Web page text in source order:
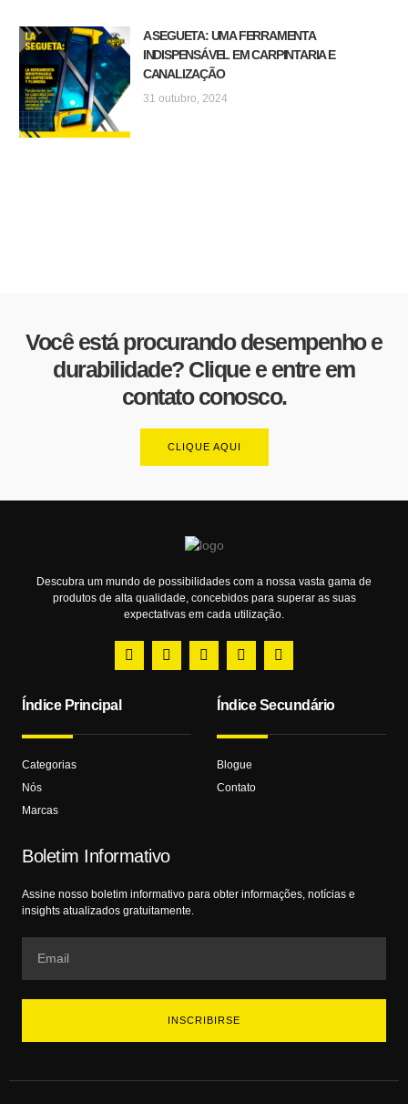
A SEGUETA: UMA FERRAMENTA
INDISPENSÁVEL EM CARPINTARIA E
CANALIZAÇÃO
31 outubro, 2024
Você está procurando desempenho e
durabilidade? Clique e entre em
contato conosco.
CLIQUE AQUI
Descubra um mundo de possibilidades com a nossa vasta gama de
produtos de alta qualidade, concebidos para superar as suas
expectativas em cada utilização.
Índice Principal
Categorias
Nós
Marcas
Índice Secundário
Blogue
Contato
Boletim Informativo
Assine nosso boletim informativo para obter informações, notícias e
insights atualizados gratuitamente.
INSCRIBIRSE